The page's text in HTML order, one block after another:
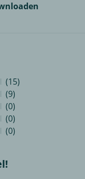
(15)
(9)
(0)
(0)
(0)